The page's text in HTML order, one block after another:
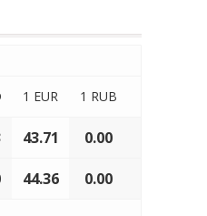
1 EUR 1 RUB
43.71 0.00
44.36 0.00